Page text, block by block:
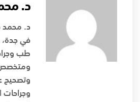
د.
د. محمد
في جدة،
طب
ومتخصص
وتصحيح
وجراحات